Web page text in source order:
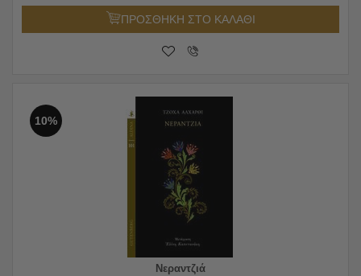
ΠΡΟΣΘΗΚΗ ΣΤΟ ΚΑΛΑΘΙ
10%
Νεραντζιά